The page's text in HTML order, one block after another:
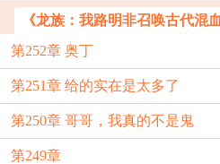
《龙族：我路明非召唤古代混
第252章 奥丁
第251章 给的实在是太多了
第250章 哥哥，我真的不是鬼
第249章